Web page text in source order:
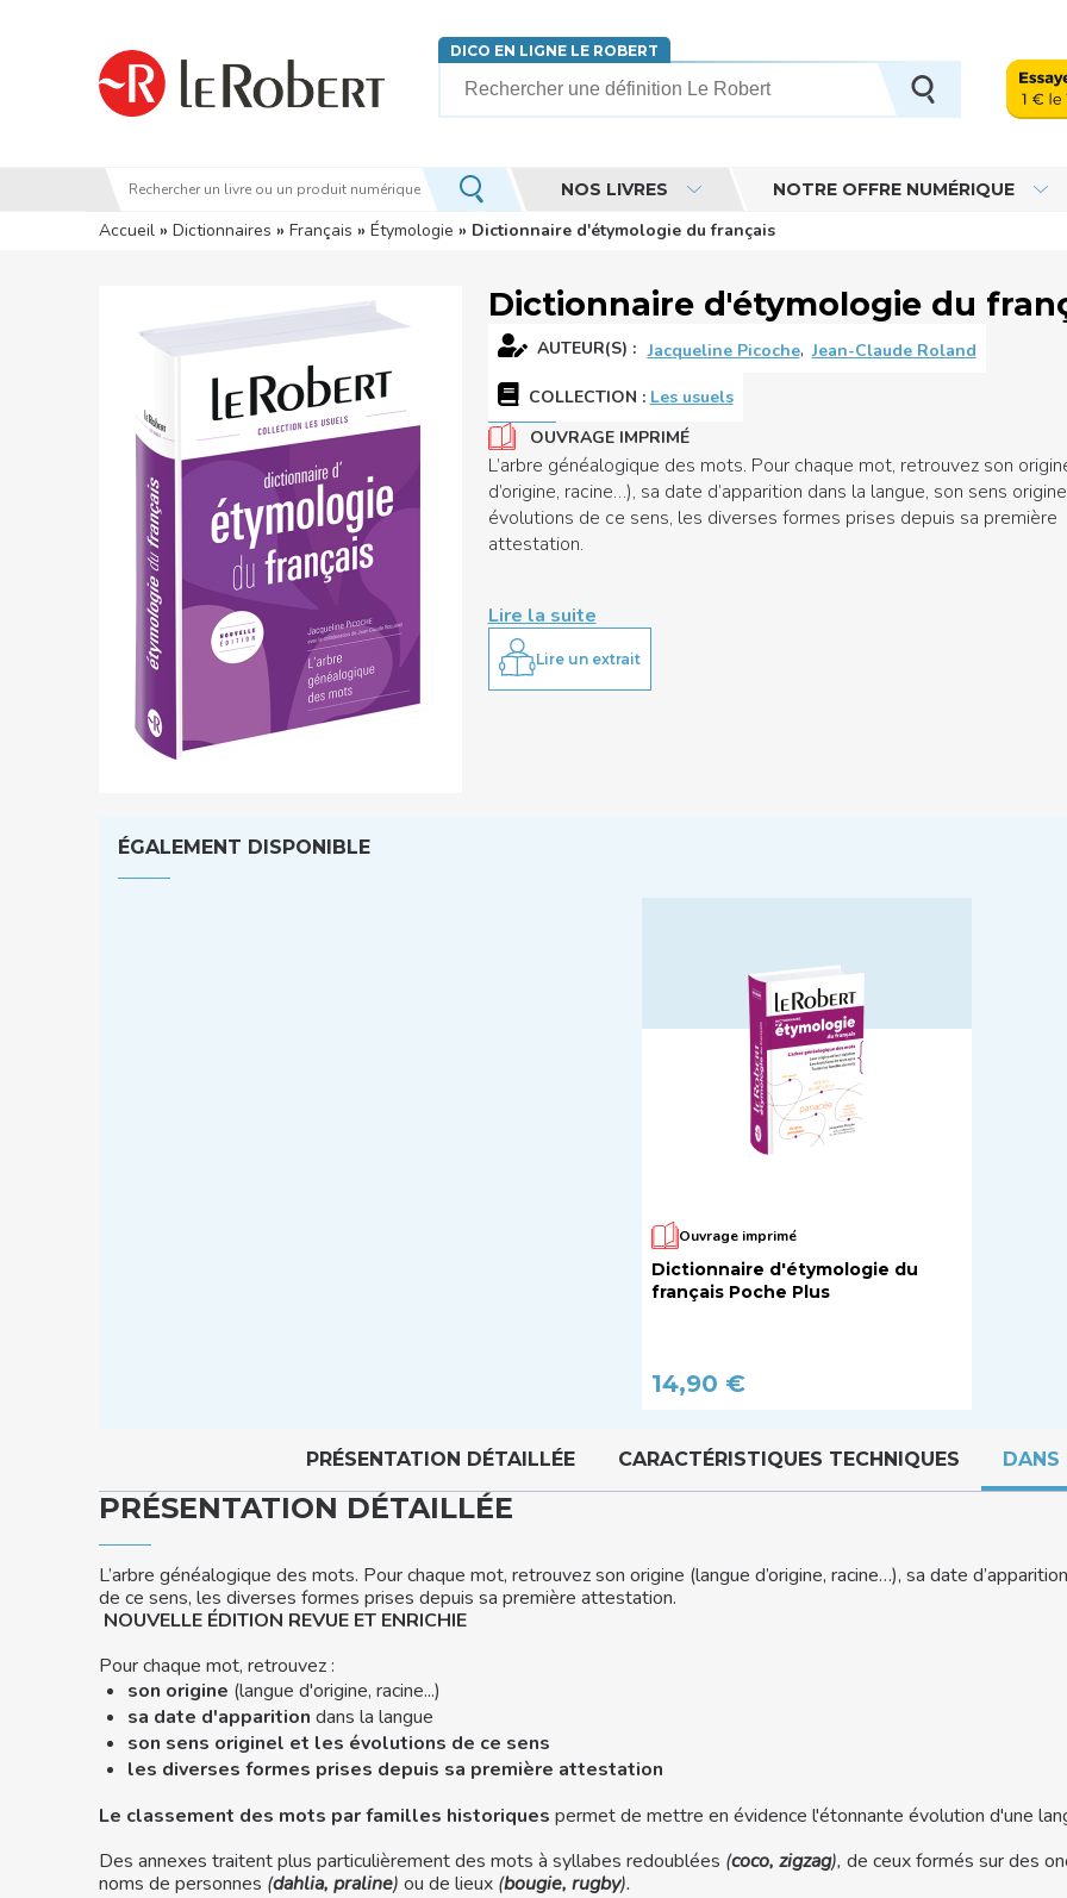
DICO EN LIGNE LE ROBERT
NOS LIVRES NOTRE OFFRE NUMÉRIQUE
Vous êtes ici
Accueil » Dictionnaires » Français » Étymologie » Dictionnaire d'étymologie du français
Dictionnaire d'étymologie du
AUTEUR(S) : Jacqueline Picoche, Jean-Claude Roland
COLLECTION : Les usuels
OUVRAGE IMPRIMÉ
L’arbre généalogique des mots. Pour chaque mot, retrouvez son
d’origine, racine…), sa date d’apparition dans la langue, son sens
évolutions de ce sens, les diverses formes prises depuis sa première
attestation.
Lire la suite
Lire un extrait
ÉGALEMENT DISPONIBLE
Ouvrage imprimé
Dictionnaire d'étymologie du
français Poche Plus
14,90 €
PRÉSENTATION DÉTAILLÉE CARACTÉRISTIQUES TECHNIQUES DANS
PRÉSENTATION DÉTAILLÉE
L’arbre généalogique des mots. Pour chaque mot, retrouvez son origine (langue d’origine, racine…), sa date
de ce sens, les diverses formes prises depuis sa première attestation.
NOUVELLE ÉDITION REVUE ET ENRICHIE
Pour chaque mot, retrouvez :
son origine (langue d'origine, racine...)
sa date d'apparition dans la langue
son sens originel et les évolutions de ce sens
les diverses formes prises depuis sa première attestation
Le classement des mots par familles historiques permet de mettre en évidence l'étonnante évolution d'une
Des annexes traitent plus particulièrement des mots à syllabes redoublées (coco, zigzag), de ceux formés sur des
noms de personnes (dahlia, praline) ou de lieux (bougie, rugby).